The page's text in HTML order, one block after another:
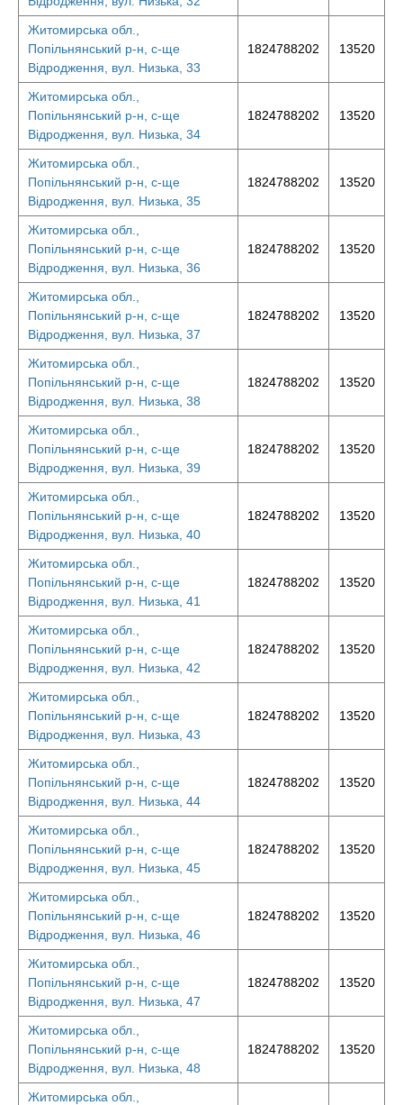
Житомирська обл.,
Попільнянський р-н, с-ще
Відродження, вул. Низька, 33
1824788202 13520
Житомирська обл.,
Попільнянський р-н, с-ще
Відродження, вул. Низька, 34
1824788202 13520
Житомирська обл.,
Попільнянський р-н, с-ще
Відродження, вул. Низька, 35
1824788202 13520
Житомирська обл.,
Попільнянський р-н, с-ще
Відродження, вул. Низька, 36
1824788202 13520
Житомирська обл.,
Попільнянський р-н, с-ще
Відродження, вул. Низька, 37
1824788202 13520
Житомирська обл.,
Попільнянський р-н, с-ще
Відродження, вул. Низька, 38
1824788202 13520
Житомирська обл.,
Попільнянський р-н, с-ще
Відродження, вул. Низька, 39
1824788202 13520
Житомирська обл.,
Попільнянський р-н, с-ще
Відродження, вул. Низька, 40
1824788202 13520
Житомирська обл.,
Попільнянський р-н, с-ще
Відродження, вул. Низька, 41
1824788202 13520
Житомирська обл.,
Попільнянський р-н, с-ще
Відродження, вул. Низька, 42
1824788202 13520
Житомирська обл.,
Попільнянський р-н, с-ще
Відродження, вул. Низька, 43
1824788202 13520
Житомирська обл.,
Попільнянський р-н, с-ще
Відродження, вул. Низька, 44
1824788202 13520
Житомирська обл.,
Попільнянський р-н, с-ще
Відродження, вул. Низька, 45
1824788202 13520
Житомирська обл.,
Попільнянський р-н, с-ще
Відродження, вул. Низька, 46
1824788202 13520
Житомирська обл.,
Попільнянський р-н, с-ще
Відродження, вул. Низька, 47
1824788202 13520
Житомирська обл.,
Попільнянський р-н, с-ще
Відродження, вул. Низька, 48
1824788202 13520
Житомирська обл.,